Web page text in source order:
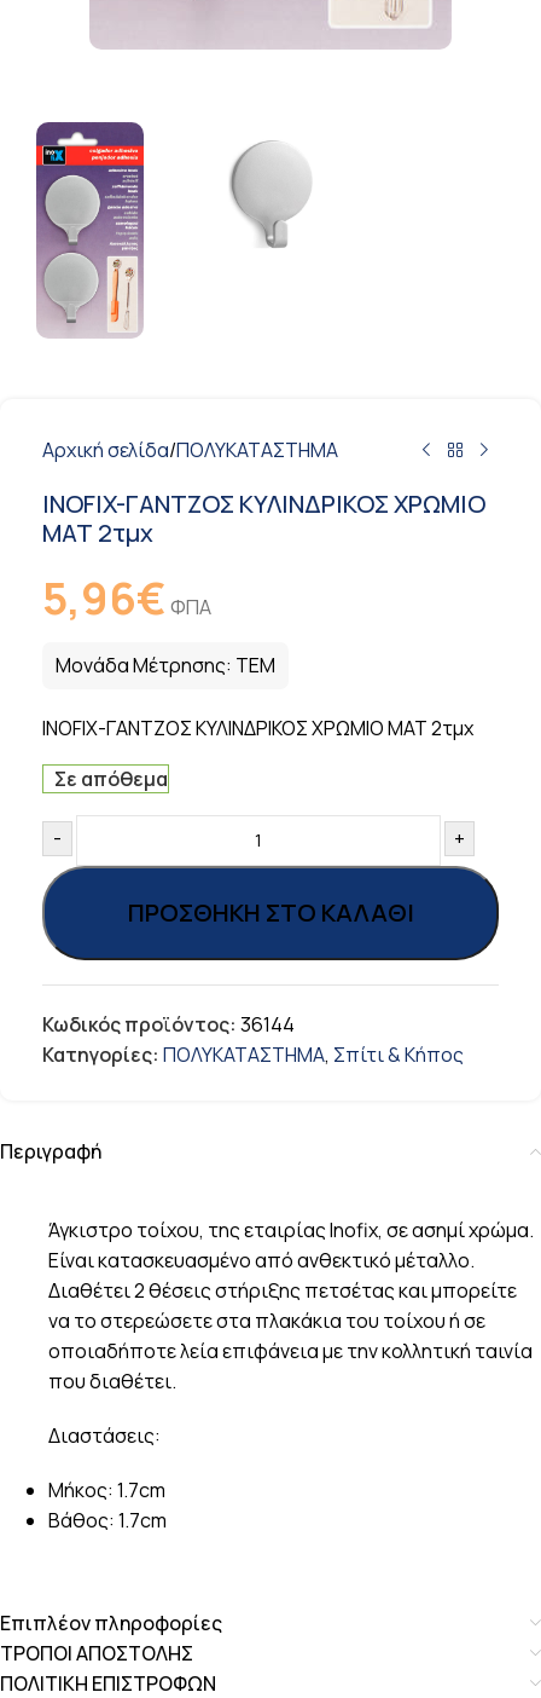
Αρχική σελίδα/ΠΟΛΥΚΑΤΑΣΤΗΜΑ
INOFIX-ΓΑΝΤΖΟΣ ΚΥΛΙΝΔΡΙΚΟΣ ΧΡΩΜΙΟ
ΜΑΤ 2τμχ
5,96€ ΦΠΑ
Μονάδα Μέτρησης: ΤΕΜ
INOFIX-ΓΑΝΤΖΟΣ ΚΥΛΙΝΔΡΙΚΟΣ ΧΡΩΜΙΟ ΜΑΤ 2τμχ
Σε απόθεμα
- +
ΠΡΟΣΘΉΚΗ ΣΤΟ ΚΑΛΆΘΙ
Κωδικός προϊόντος: 36144
Κατηγορίες: ΠΟΛΥΚΑΤΑΣΤΗΜΑ, Σπίτι & Κήπος
Περιγραφή
Άγκιστρο τοίχου, της εταιρίας Inofix, σε ασημί χρώμα.
Είναι κατασκευασμένο από ανθεκτικό μέταλλο.
Διαθέτει 2 θέσεις στήριξης πετσέτας και μπορείτε
να το στερεώσετε στα πλακάκια του τοίχου ή σε
οποιαδήποτε λεία επιφάνεια με την κολλητική ταινία
που διαθέτει.
Διαστάσεις:
Μήκος: 1.7cm
Βάθος: 1.7cm
Επιπλέον πληροφορίες
ΤΡΟΠΟΙ ΑΠΟΣΤΟΛΗΣ
ΠΟΛΙΤΙΚΗ ΕΠΙΣΤΡΟΦΩΝ